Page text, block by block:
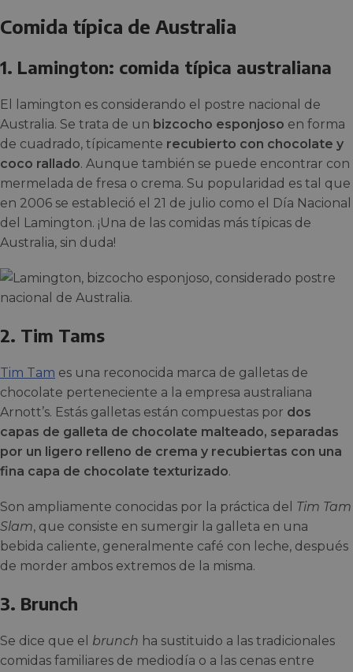
Comida típica de Australia
1. Lamington: comida típica australiana
El lamington es considerando el postre nacional de
Australia. Se trata de un bizcocho esponjoso en forma
de cuadrado, típicamente recubierto con chocolate y
coco rallado. Aunque también se puede encontrar con
mermelada de fresa o crema. Su popularidad es tal que
en 2006 se estableció el 21 de julio como el Día Nacional
del Lamington. ¡Una de las comidas más típicas de
Australia, sin duda!
2. Tim Tams
Tim Tam es una reconocida marca de galletas de
chocolate perteneciente a la empresa australiana
Arnott’s. Estás galletas están compuestas por dos
capas de galleta de chocolate malteado, separadas
por un ligero relleno de crema y recubiertas con una
fina capa de chocolate texturizado.
Son ampliamente conocidas por la práctica del Tim Tam
Slam, que consiste en sumergir la galleta en una
bebida caliente, generalmente café con leche, después
de morder ambos extremos de la misma.
3. Brunch
Se dice que el brunch ha sustituido a las tradicionales
comidas familiares de mediodía o a las cenas entre